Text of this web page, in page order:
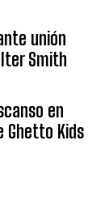
unión
Smith
en
Ghetto Kids